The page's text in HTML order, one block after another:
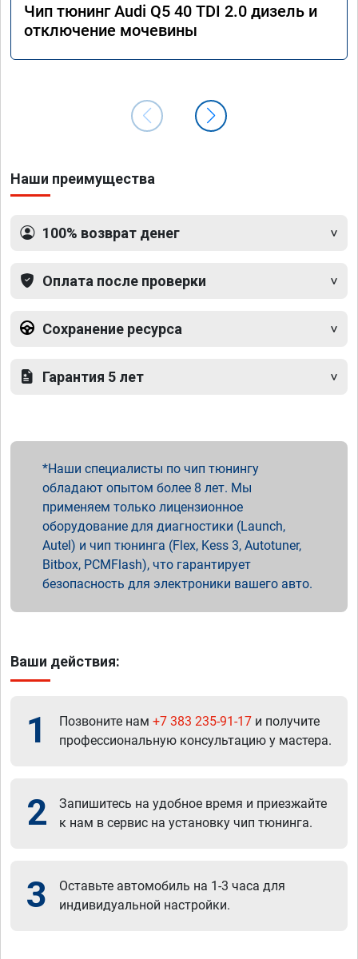
Чип тюнинг Audi Q5 40 TDI 2.0 дизель и
отключение мочевины
Наши преимущества
100% возврат денег
Оплата после проверки
Сохранение ресурса
Гарантия 5 лет
Наши специалисты по чип тюнингу
обладают опытом более 8 лет. Мы
применяем только лицензионное
оборудование для диагностики (Launch,
Autel) и чип тюнинга (Flex, Kess 3, Autotuner,
Bitbox, PCMFlash), что гарантирует
безопасность для электроники вашего авто.
Ваши действия:
1 Позвоните нам +7 383 235-91-17 и получите
профессиональную консультацию у мастера.
2
Запишитесь на удобное время и приезжайте
к нам в сервис на установку чип тюнинга.
3
Оставьте автомобиль на 1-3 часа для
индивидуальной настройки.